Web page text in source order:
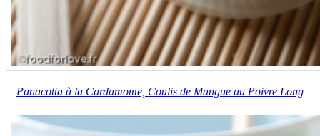
Panacotta à la Cardamome, Coulis de Mangue au Poivre Long